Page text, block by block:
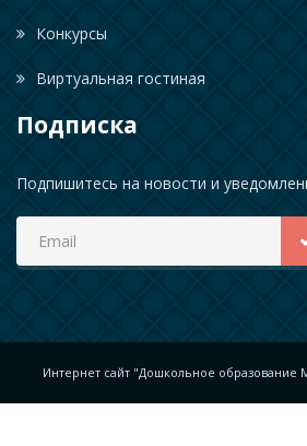
Конкурсы
Виртуальная гостиная
Подписка
Подпишитесь на новости и
Интернет сайт "Дошкольное образование